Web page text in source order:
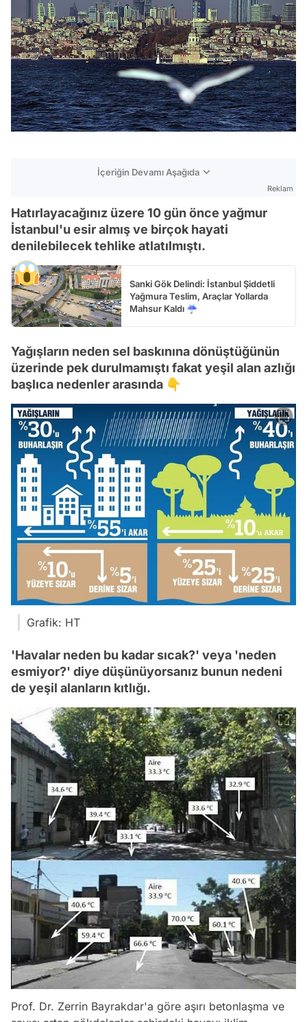
İçeriğin Devamı Aşağıda
Reklam
Hatırlayacağınız üzere 10 gün önce yağmur
İstanbul'u esir almış ve birçok hayati
denilebilecek tehlike atlatılmıştı.
Sanki Gök Delindi: İstanbul Şiddetli
Yağmura Teslim, Araçlar Yollarda
Mahsur Kaldı ☔️
Yağışların neden sel baskınına dönüştüğünün
üzerinde pek durulmamıştı fakat yeşil alan azlığı
başlıca nedenler arasında 👇
Grafik: HT
'Havalar neden bu kadar sıcak?' veya 'neden
esmiyor?' diye düşünüyorsanız bunun nedeni
de yeşil alanların kıtlığı.
Prof. Dr. Zerrin Bayrakdar'a göre aşırı betonlaşma ve